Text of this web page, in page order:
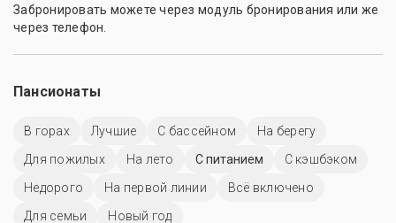
Забронировать можете через модуль бронирования или же
через телефон.
Пансионаты
В горах Лучшие C бассейном
На берегу
Для пожилых
На лето С питанием
С кэшбэком
Недорого
На первой линии
Всё включено
Для семьи
Новый год